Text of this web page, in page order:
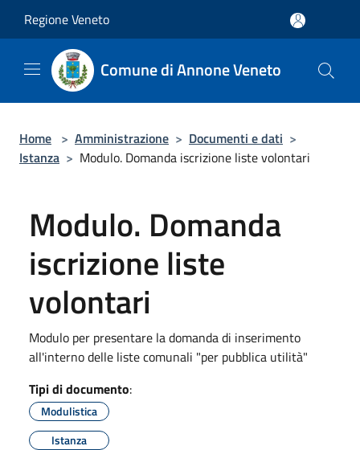
Regione Veneto
Comune di Annone Veneto
Home > Amministrazione > Documenti e dati >
Istanza > Modulo. Domanda iscrizione liste volontari
Modulo. Domanda
iscrizione liste
volontari
Modulo per presentare la domanda di inserimento
all'interno delle liste comunali "per pubblica utilità"
Tipi di documento:
Modulistica
Istanza